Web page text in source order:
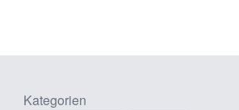
Kategorien